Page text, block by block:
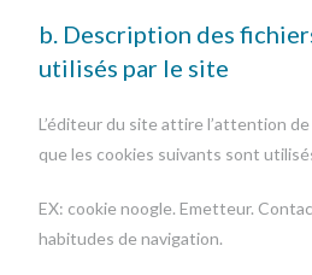
b. Description des
utilisés par le site
L’éditeur du site attire l’attention
que les cookies suivants sont
EX: cookie noogle. Emetteur.
habitudes de navigation.